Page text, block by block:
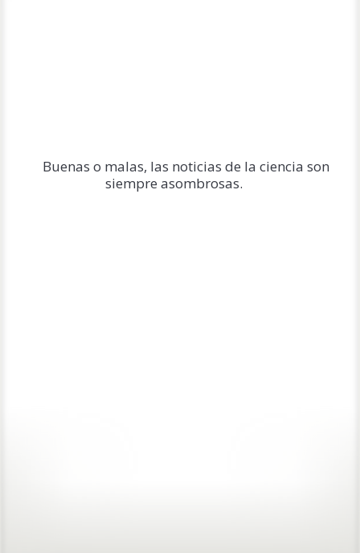
Buenas o malas, las noticias de la ciencia son
siempre asombrosas.